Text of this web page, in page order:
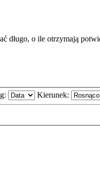
długo, o ile otrzymają
Kierunek: